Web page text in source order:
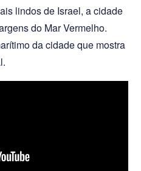
lindos de Israel, a cidade
do Mar Vermelho.
da cidade que mostra